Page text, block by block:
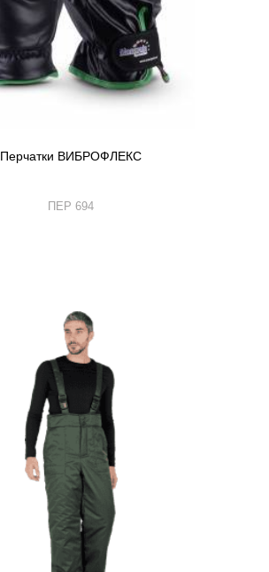
Перчатки ВИБРОФЛЕКС
ПЕР 694